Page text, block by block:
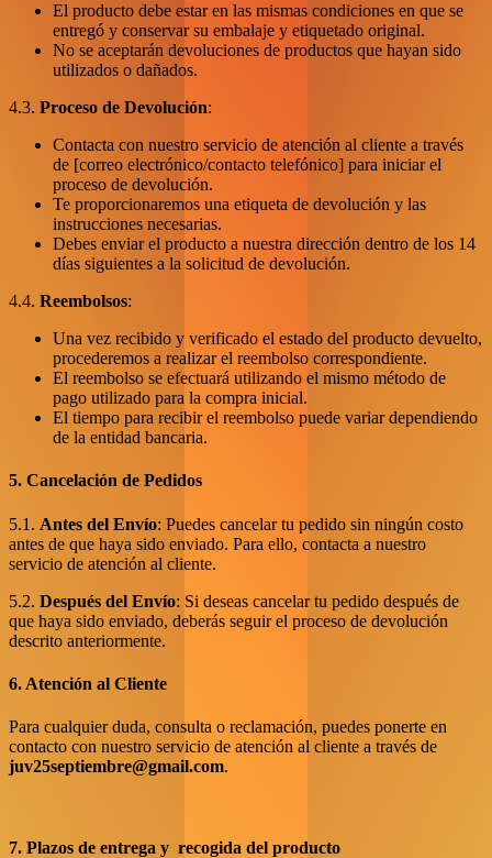
El producto debe estar en las mismas condiciones en que se
entregó y conservar su embalaje y etiquetado original.
No se aceptarán devoluciones de productos que hayan sido
utilizados o dañados.
4.3. Proceso de Devolución:
Contacta con nuestro servicio de atención al cliente a través
de [correo electrónico/contacto telefónico] para iniciar el
proceso de devolución.
Te proporcionaremos una etiqueta de devolución y las
instrucciones necesarias.
Debes enviar el producto a nuestra dirección dentro de los 14
días siguientes a la solicitud de devolución.
4.4. Reembolsos:
Una vez recibido y verificado el estado del producto devuelto,
procederemos a realizar el reembolso correspondiente.
El reembolso se efectuará utilizando el mismo método de
pago utilizado para la compra inicial.
El tiempo para recibir el reembolso puede variar dependiendo
de la entidad bancaria.
5. Cancelación de Pedidos
5.1. Antes del Envío: Puedes cancelar tu pedido sin ningún costo
antes de que haya sido enviado. Para ello, contacta a nuestro
servicio de atención al cliente.
5.2. Después del Envío: Si deseas cancelar tu pedido después de
que haya sido enviado, deberás seguir el proceso de devolución
descrito anteriormente.
6. Atención al Cliente
Para cualquier duda, consulta o reclamación, puedes ponerte en
contacto con nuestro servicio de atención al cliente a través de
juv25septiembre@gmail.com.
7. Plazos de entrega y recogida del producto